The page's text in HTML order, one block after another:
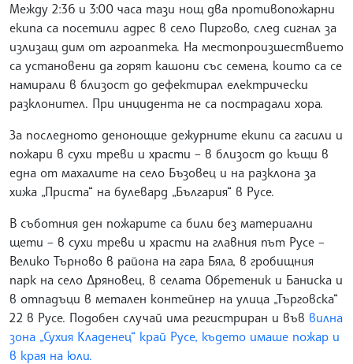
Между 2:36 и 3:00 часа тази нощ два противопожарни
екипа са посетили адрес в село Пиргово, след сигнал за
излизащ дим от агроаптека. На местопроизшествието
са установени да горят кашони със семена, които са се
намирали в близост до дефектирал електрически
разклонител. При инцидента не са пострадали хора.
За последното денонощие дежурните екипи са гасили и
пожари в сухи треви и храсти – в близост до къщи в
една от махалите на село Бъзовец и на разклона за
хижа „Приста“ на булевард „България“ в Русе.
В съботния ден пожарите са били без материални
щети – в сухи треви и храсти на главния път Русе –
Велико Търново в района на гара Бяла, в гробищния
парк на село Дряновец, в селата Обретеник и Баниска и
в отпадъци в метален контейнер на улица „Търговска“
22 в Русе. Подобен случай има регистриран и във вилна
зона „Сухия Кладенец“ край Русе, където имаше пожар и
в края на юли.